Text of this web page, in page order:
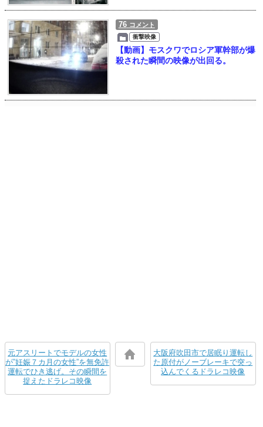
76 コメント
衝撃映像
【動画】モスクワでロシア軍幹部が爆
殺された瞬間の映像が出回る。
元アスリートでモデルの女性
が”妊娠７カ月の女性”を無免許
運転でひき逃げ。その瞬間を
捉えたドラレコ映像
大阪府吹田市で居眠り運転し
た原付がノーブレーキで突っ
込んでくるドラレコ映像